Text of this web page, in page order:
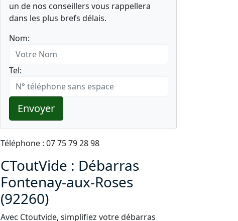
un de nos conseillers vous rappellera
dans les plus brefs délais.
Nom:
Tel:
Envoyer
Téléphone : 07 75 79 28 98
CToutVide : Débarras
Fontenay-aux-Roses
(92260)
Avec Ctoutvide, simplifiez votre débarras